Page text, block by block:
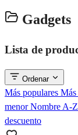
Gadgets
Lista de
Ordenar
Más populares Más
menorNombre A-Z
descuento